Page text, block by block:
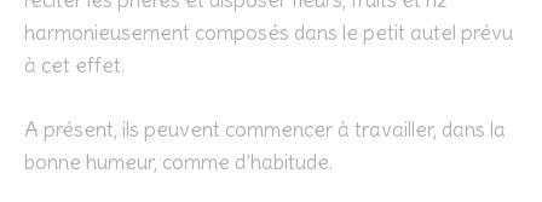
harmonieusement composés dans le petit autel prévu
à cet effet.
A présent, ils peuvent commencer à travailler, dans la
bonne humeur, comme d’habitude.